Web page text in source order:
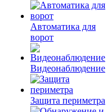
Автоматика для
ворот
Видеонаблюдение
Защита периметра